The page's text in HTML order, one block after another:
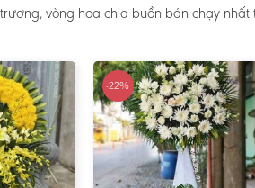
vòng hoa chia buồn bán chạy nhất
-22%